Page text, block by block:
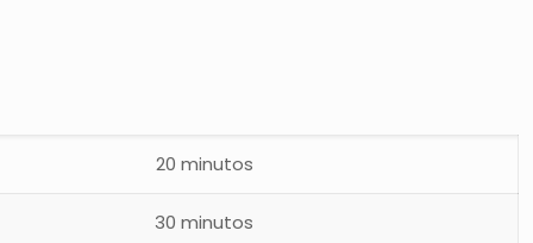
20 minutos
30 minutos